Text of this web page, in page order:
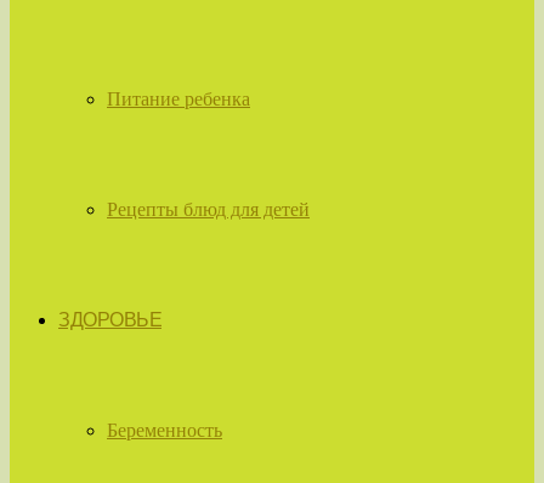
Питание ребенка
Рецепты блюд для детей
ЗДОРОВЬЕ
Беременность